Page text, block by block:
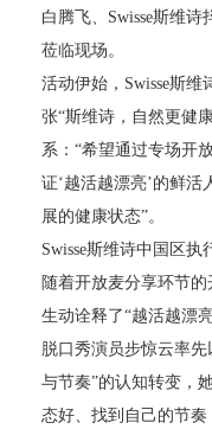
白腾飞、Swisse斯维
莅临现场。
活动伊始，Swisse斯
张“斯维诗，自然更健
系：“希望通过专场开
证‘越活越漂亮’的鲜
展的健康状态”。
Swisse斯维诗中国区执
随着开放麦分享环节的
生动诠释了“越活越漂亮
脱口秀演员步惊云率
与节奏”的认知转变，
态好、找到自己的节